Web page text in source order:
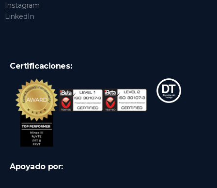
Instagram
LinkedIn
Certificaciones:
Apoyado por: